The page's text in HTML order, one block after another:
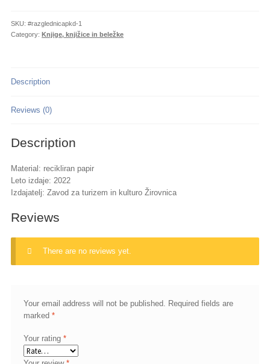
na
Poti
quantity
SKU:#razglednicapkd-1
Category:Knjige, knjižice in beležke
Description
Reviews (0)
Description
Material: recikliran papir
Leto izdaje: 2022
Izdajatelj: Zavod za turizem in kulturo Žirovnica
Reviews
There are no reviews yet.
Your email address will not be published.
Required fields are
marked *
Your rating *